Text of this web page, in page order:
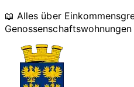
📖 Alles über